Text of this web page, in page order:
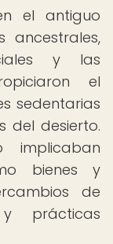
el antiguo
ancestrales,
y las
el
sedentarias
del desierto.
implicaban
bienes y
de
y prácticas